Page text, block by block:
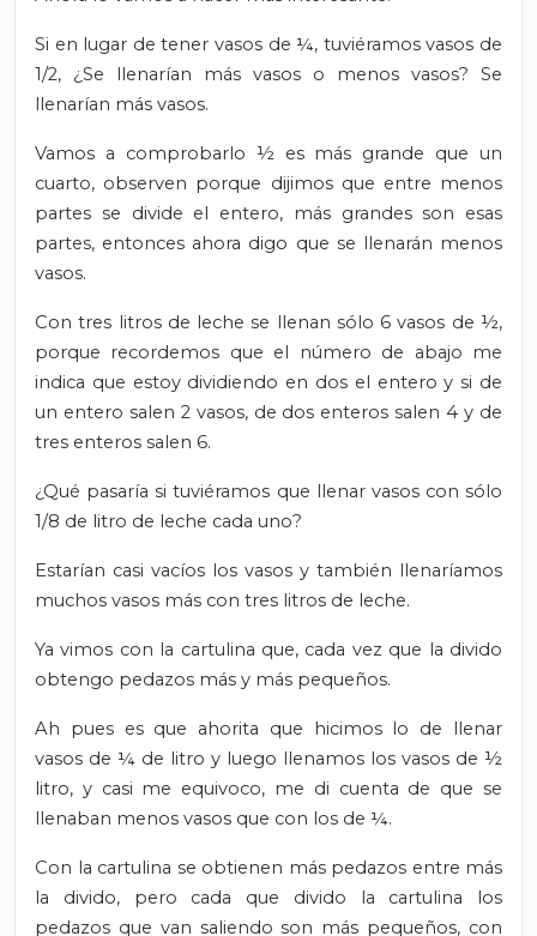
Si en lugar de tener vasos de ¼, tuviéramos vasos de
1/2, ¿Se llenarían más vasos o menos vasos? Se
llenarían más vasos.
Vamos a comprobarlo ½ es más grande que un
cuarto, observen porque dijimos que entre menos
partes se divide el entero, más grandes son esas
partes, entonces ahora digo que se llenarán menos
vasos.
Con tres litros de leche se llenan sólo 6 vasos de ½,
porque recordemos que el número de abajo me
indica que estoy dividiendo en dos el entero y si de
un entero salen 2 vasos, de dos enteros salen 4 y de
tres enteros salen 6.
¿Qué pasaría si tuviéramos que llenar vasos con sólo
1/8 de litro de leche cada uno?
Estarían casi vacíos los vasos y también llenaríamos
muchos vasos más con tres litros de leche.
Ya vimos con la cartulina que, cada vez que la divido
obtengo pedazos más y más pequeños.
Ah pues es que ahorita que hicimos lo de llenar
vasos de ¼ de litro y luego llenamos los vasos de ½
litro, y casi me equivoco, me di cuenta de que se
llenaban menos vasos que con los de ¼.
Con la cartulina se obtienen más pedazos entre más
la divido, pero cada que divido la cartulina los
pedazos que van saliendo son más pequeños, con